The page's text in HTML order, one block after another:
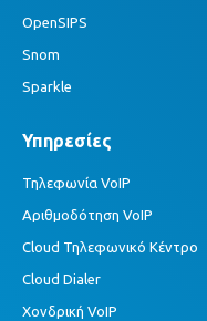
OpenSIPS
Snom
Sparkle
Υπηρεσίες
Τηλεφωνία VoIP
Αριθμοδότηση VoIP
Cloud Τηλεφωνικό Κέντρο
Cloud Dialer
Χονδρική VoIP